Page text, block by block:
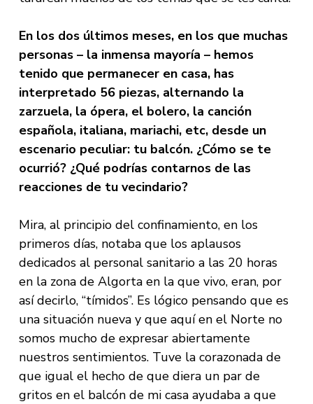
En los dos últimos meses, en los que muchas
personas – la inmensa mayoría – hemos
tenido que permanecer en casa, has
interpretado 56 piezas, alternando la
zarzuela, la ópera, el bolero, la canción
española, italiana, mariachi, etc, desde un
escenario peculiar: tu balcón. ¿Cómo se te
ocurrió? ¿Qué podrías contarnos de las
reacciones de tu vecindario?
Mira, al principio del confinamiento, en los
primeros días, notaba que los aplausos
dedicados al personal sanitario a las 20 horas
en la zona de Algorta en la que vivo, eran, por
así decirlo, “tímidos”. Es lógico pensando que es
una situación nueva y que aquí en el Norte no
somos mucho de expresar abiertamente
nuestros sentimientos. Tuve la corazonada de
que igual el hecho de que diera un par de
gritos en el balcón de mi casa ayudaba a que